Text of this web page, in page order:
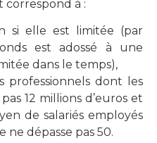
correspond à :
si elle est limitée (par
est adossé à une
dans le temps),
professionnels dont les
12 millions d’euros et
de salariés employés
ne dépasse pas 50.